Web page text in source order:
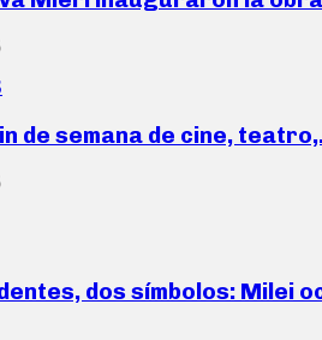
de semana de cine,
dos símbolos: Milei